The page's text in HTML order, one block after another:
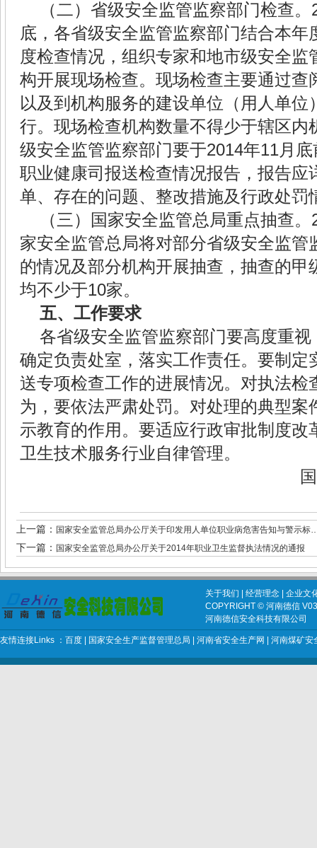
（二）省级安全监管监察部门检查。
底，各省级安全监管监察部门结合本年
度检查情况，组织专家和地市级安全监
构开展现场检查。现场检查主要通过查
以及到机构服务的建设单位（用人单位
行。现场检查机构数量不得少于辖区内
级安全监管监察部门要于2014年11月
职业健康司报送检查情况报告，报告应
单、存在的问题、整改措施及行政处罚
（三）国家安全监管总局重点抽查。
家安全监管总局将对部分省级安全监管
的情况及部分机构开展抽查，抽查的甲
均不少于10家。
五、工作要求
各省级安全监管监察部门要高度重
确定负责处室，落实工作责任。要制定
送专项检查工作的进展情况。对执法检
为，要依法严肃处罚。对处理的典型案
示教育的作用。要适应行政审批制度改
卫生技术服务行业自律管理。
上一篇： 国家安全监管总局办公厅关于印发用人单位职业病危害告知与警示标
下一篇： 国家安全监管总局办公厅关于2014年职业卫生监督执法情况的通报
关于我们 经营理念
企业文
COPYRIGHT © 河南德信
河南德信安全科技有限公司
友情连接Links ： 百度 国家安全生产监督管理总局 河南省安全生产网 河南煤矿安